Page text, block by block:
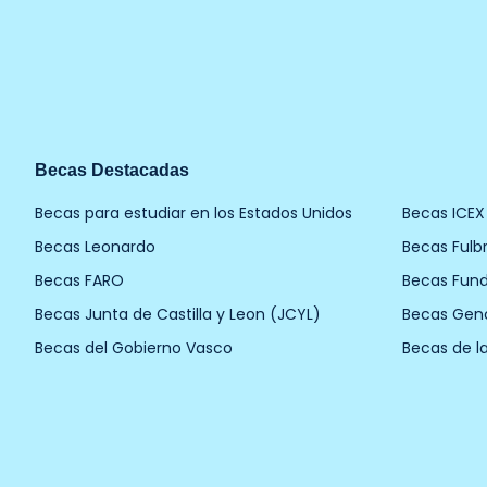
Becas Destacadas
Becas para estudiar en los Estados Unidos
Becas ICEX
Becas Leonardo
Becas
Becas FARO
Becas
Becas Junta de Castilla y Leon (JCYL)
Becas
Becas del Gobierno Vasco
Becas de